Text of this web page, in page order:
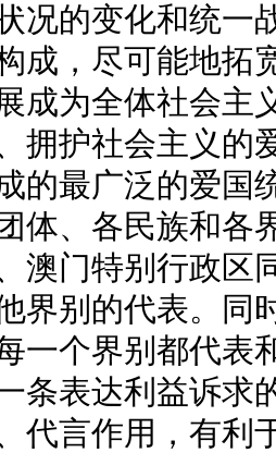
况的变化和统一
成，尽可能地拓
成为全体社会主
拥护社会主义的
的最广泛的爱国
体、各民族和各
澳门特别行政区
界别的代表。同
一个界别都代表
条表达利益诉求
代言作用，有利